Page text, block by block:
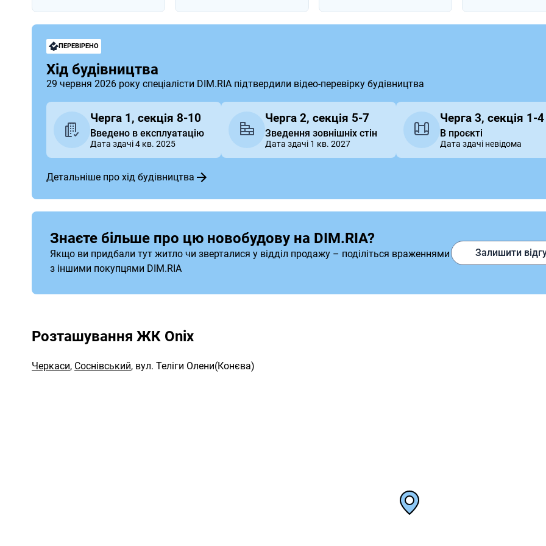
ПЕРЕВІРЕНО
Хід будівництва
29 червня 2026 року спеціалісти DIM.RIA підтвердили відео-перевірку будівництва
Черга 1, секція 8-10
Введено в експлуатацію
Дата здачі 4 кв. 2025
Черга 2, секція 5-7
Зведення зовнішніх стін
Дата здачі 1 кв. 2027
Черга 3, секція 1-4
В проєкті
Дата здачі невідома
Детальніше про хід будівництва
Знаєте більше про цю новобудову на DIM.RIA?
Якщо ви придбали тут житло чи зверталися у відділ продажу – поділіться враженнями
з іншими покупцями DIM.RIA
Залишити
Розташування ЖК Onix
Черкаси, Соснівський, вул. Теліги Олени(Конєва)